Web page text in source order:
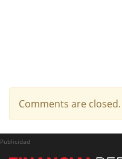
Comments are closed.
Publicidad